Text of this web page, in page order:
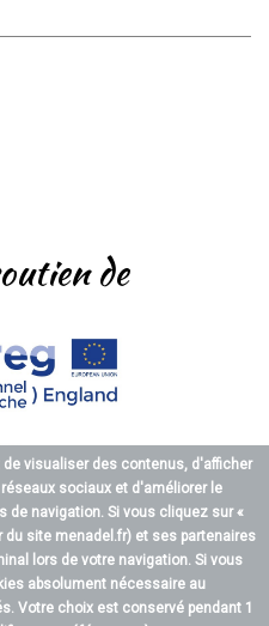
de
visualiser des contenus, d'afficher
sociaux et d'améliorer le
navigation. Si vous cliquez sur «
du site menadel.fr)et ses partenaires
lors de votre navigation. Si vous
absolument nécessaire au
Votre choix est conservé pendant 1